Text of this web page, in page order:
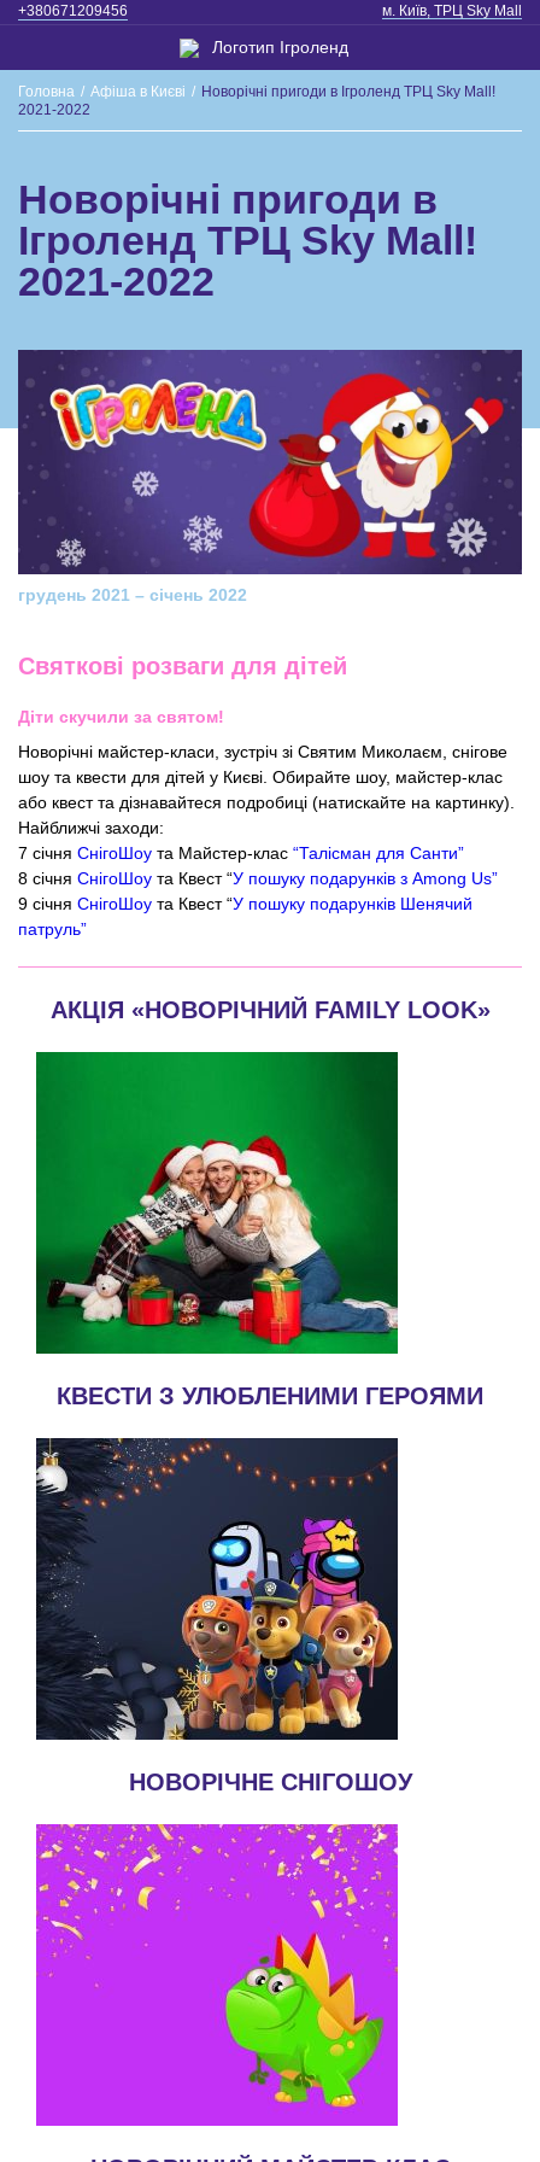
+380671209456 м. Київ, ТРЦ Sky Mall
Головна / Афіша в Києві / Новорічні пригоди в Ігроленд ТРЦ Sky Mall!
2021-2022
Новорічні пригоди в
Ігроленд ТРЦ Sky Mall!
2021-2022
грудень 2021 – січень 2022
Святкові розваги для дітей
Діти скучили за святом!
Новорічні майстер-класи, зустріч зі Святим Миколаєм, снігове
шоу та квести для дітей у Києві. Обирайте шоу, майстер-клас
або квест та дізнавайтеся подробиці (натискайте на картинку).
Найближчі заходи:
7 січня СнігоШоу та Майстер-клас “Талісман для Санти”
8 січня СнігоШоу та Квест “У пошуку подарунків з Among Us”
9 січня СнігоШоу та Квест “У пошуку подарунків Шенячий
патруль”
АКЦІЯ «НОВОРІЧНИЙ FAMILY LOOK»
КВЕСТИ З УЛЮБЛЕНИМИ ГЕРОЯМИ
НОВОРІЧНЕ СНІГОШОУ